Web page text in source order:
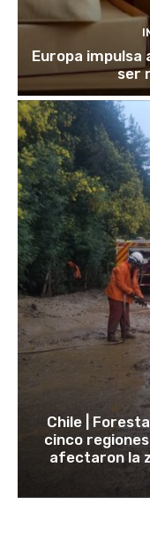
Europa impulsa
ser
Chile |
cinco
afectaron la